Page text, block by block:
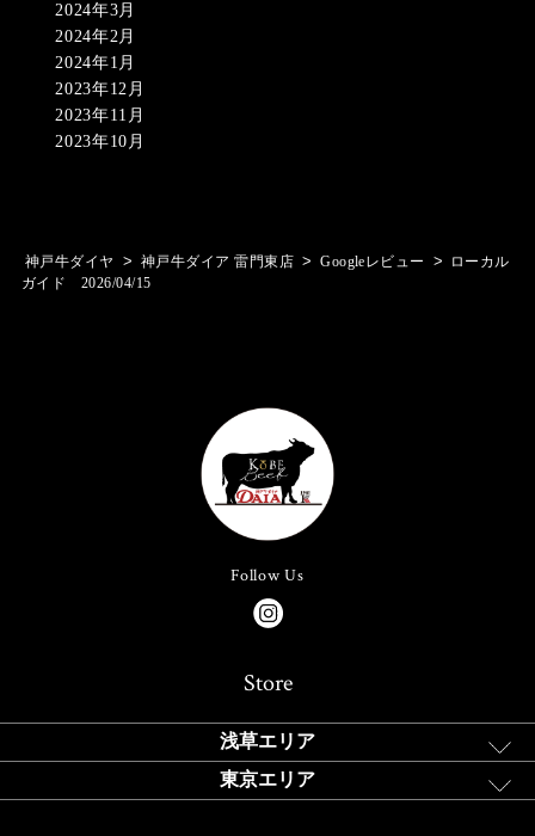
2024年3月
2024年2月
2024年1月
2023年12月
2023年11月
2023年10月
神戸牛ダイヤ > 神戸牛ダイア 雷門東店 > Googleレビュー >
ローカル
ガイド 2026/04/15
Follow Us
Store
浅草エリア
東京エリア